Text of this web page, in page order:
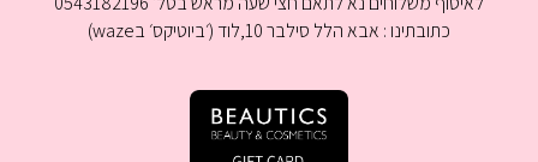
כתובתינו : אבא הלל סילבר 10,לוד (׳ביוטיקס׳ בwaze)